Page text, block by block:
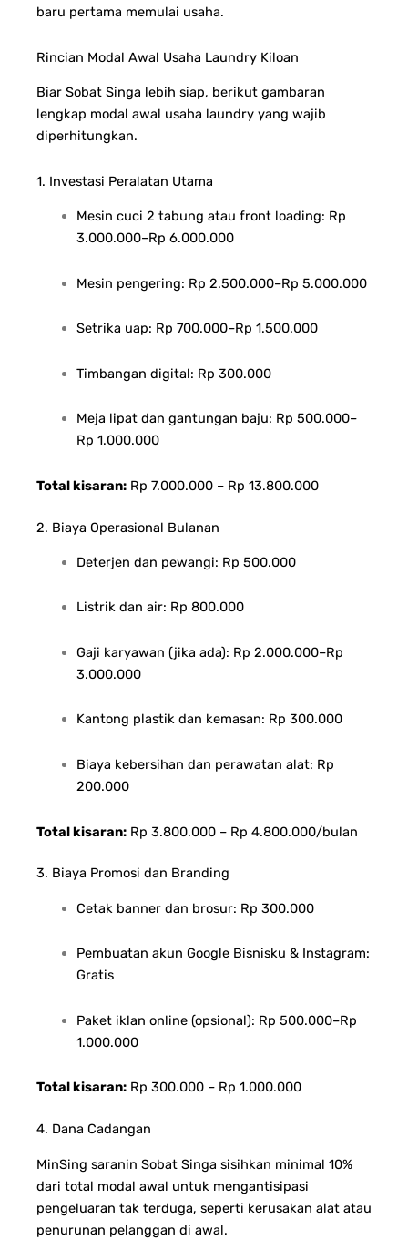
baru pertama memulai usaha.
Rincian Modal Awal Usaha Laundry Kiloan
Biar Sobat Singa lebih siap, berikut gambaran
lengkap modal awal usaha laundry yang wajib
diperhitungkan.
1. Investasi Peralatan Utama
Mesin cuci 2 tabung atau front loading: Rp
3.000.000–Rp 6.000.000
Mesin pengering: Rp 2.500.000–Rp 5.000.000
Setrika uap: Rp 700.000–Rp 1.500.000
Timbangan digital: Rp 300.000
Meja lipat dan gantungan baju: Rp 500.000–
Rp 1.000.000
Total kisaran: Rp 7.000.000 – Rp 13.800.000
2. Biaya Operasional Bulanan
Deterjen dan pewangi: Rp 500.000
Listrik dan air: Rp 800.000
Gaji karyawan (jika ada): Rp 2.000.000–Rp
3.000.000
Kantong plastik dan kemasan: Rp 300.000
Biaya kebersihan dan perawatan alat: Rp
200.000
Total kisaran: Rp 3.800.000 – Rp 4.800.000/bulan
3. Biaya Promosi dan Branding
Cetak banner dan brosur: Rp 300.000
Pembuatan akun Google Bisnisku & Instagram:
Gratis
Paket iklan online (opsional): Rp 500.000–Rp
1.000.000
Total kisaran: Rp 300.000 – Rp 1.000.000
4. Dana Cadangan
MinSing saranin Sobat Singa sisihkan minimal 10%
dari total modal awal untuk mengantisipasi
pengeluaran tak terduga, seperti kerusakan alat atau
penurunan pelanggan di awal.